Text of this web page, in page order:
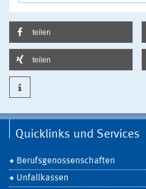
teilen
teilen
Quicklinks und Services
Berufsgenossenschaften
Unfallkassen